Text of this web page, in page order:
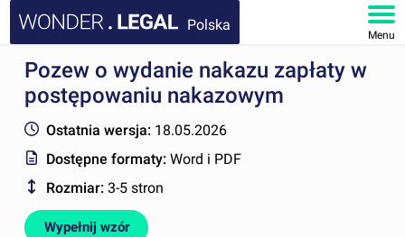
Polska
Menu
STRONA GŁÓWNA
FAQ
MOJE KONTO
Pozew o wydanie nakazu zapłaty w
postępowaniu nakazowym
Ostatnia wersja: 18.05.2026
Dostępne formaty:Word i PDF
Rozmiar: 3-5 stron
Wypełnij wzór